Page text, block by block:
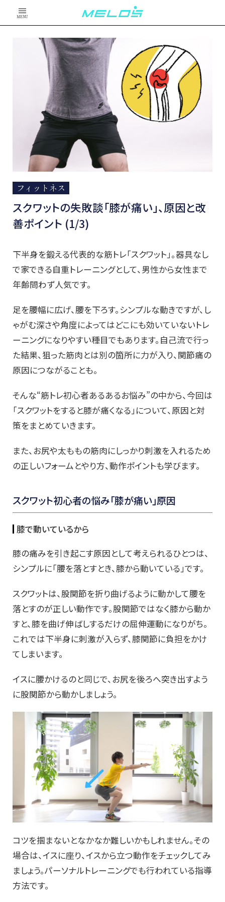
MENU
フィットネス
スクワットの失敗談「膝が痛い」、原因と改
善ポイント (1/3)
下半身を鍛える代表的な筋トレ「スクワット」。器具なし
で家できる自重トレーニングとして、男性から女性まで
年齢問わず人気です。
足を腰幅に広げ、腰を下ろす。シンプルな動きですが、し
ゃがむ深さや角度によってはどこにも効いていないトレ
ーニングになりやすい種目でもあります。自己流で行っ
た結果、狙った筋肉とは別の箇所に力が入り、関節痛の
原因につながることも。
そんな“筋トレ初心者あるあるお悩み”の中から、今回は
「スクワットをすると膝が痛くなる」について、原因と対
策をまとめていきます。
また、お尻や太ももの筋肉にしっかり刺激を入れるため
の正しいフォームとやり方、動作ポイントも学びます。
スクワット初心者の悩み「膝が痛い」原因
膝で動いているから
膝の痛みを引き起こす原因として考えられるひとつは、
シンプルに「腰を落とすとき、膝から動いている」です。
スクワットは、股関節を折り曲げるように動かして腰を
落とすのが正しい動作です。股関節ではなく膝から動か
すと、膝を曲げ伸ばしするだけの屈伸運動になりがち。
これでは下半身に刺激が入らず、膝関節に負担をかけ
てしまいます。
イスに腰かけるのと同じで、お尻を後ろへ突き出すよう
に股関節から動かしましょう。
コツを掴まないとなかなか難しいかもしれません。その
場合は、イスに座り、イスから立つ動作をチェックしてみ
ましょう。パーソナルトレーニングでも行われている指導
方法です。